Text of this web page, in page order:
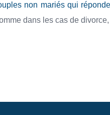
non mariés qui
dans les cas de